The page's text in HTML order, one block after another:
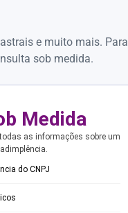
e muito mais. Para
sob medida.
Medida
as informações sobre um
do CNPJ